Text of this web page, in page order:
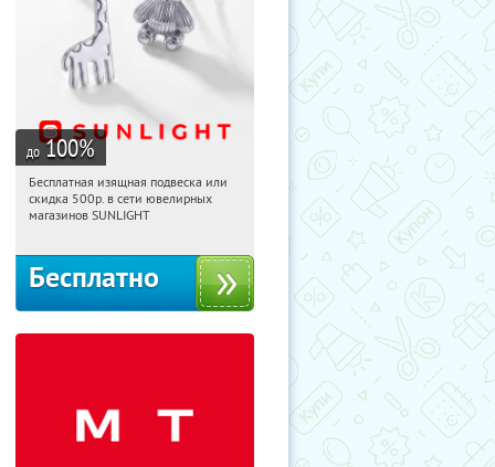
до 100%
01:22:47 Получили:
Россия
Бесплатная изящная подвеска или
скидка 500р. в сети ювелирных
магазинов SUNLIGHT
Бесплатно